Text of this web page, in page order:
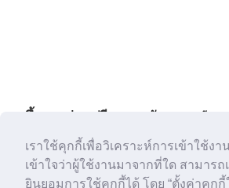
เราใช้คุกกี้เพื่อวิเคราะห์การเข้าใช้ง
เข้าใจว่าผู้ใช้งานมาจากที่ใด สามาร
ยินยอมการใช้คุกกี้ได้ โดย “ตั้งค่าคุกกี้